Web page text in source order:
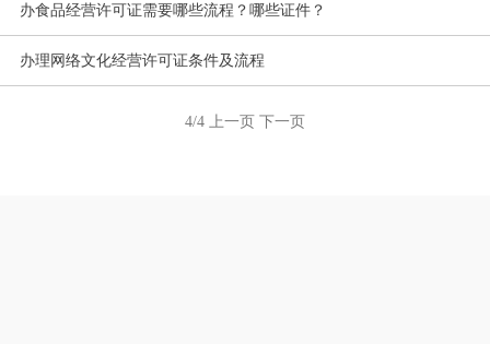
办食品经营许可证需要哪些流程？哪些证件？
办理网络文化经营许可证条件及流程
4/4 上一页 下一页